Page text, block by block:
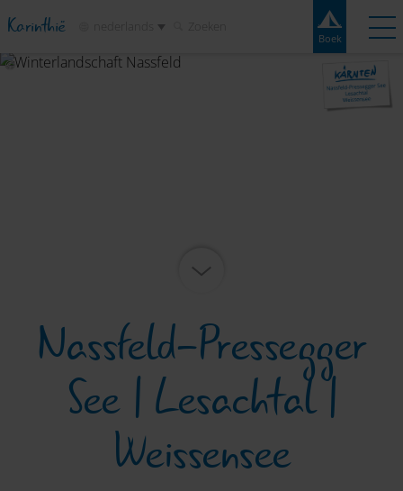
Karinthië Boek
Nassfeld-Pressegger
See | Lesachtal |
Weissensee